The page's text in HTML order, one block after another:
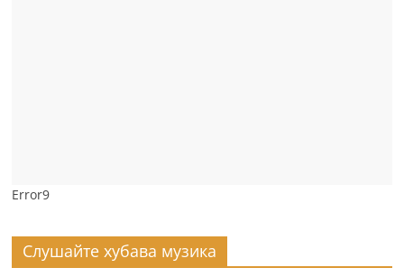
Error9
Слушайте хубава музика